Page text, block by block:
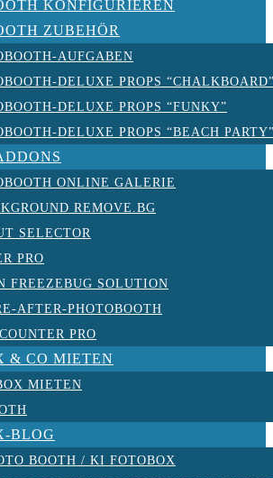
KONFIGURIEREN
ZUBEHÖR
AUFGABEN
DELUXE PROPS
DELUXE PROPS “FUNKY”
DELUXE PROPS “BEACH
ONLINE GALERIE
REMOVE.BG
SELECTOR
PRO
FREEZEBUG SOLUTION
AFTER-PHOTOBOOTH
PRO
& CO MIETEN
MIETEN
BLOG
BOOTH / KI FOTOBOX